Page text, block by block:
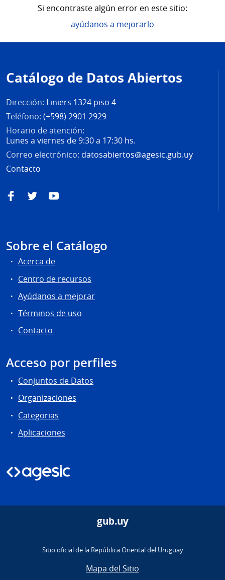
Si encontraste algún error en este sitio:
ayúdanos a mejorarlo
de
página
Catálogo de Datos Abiertos
Dirección: Liniers 1324 piso 4
Teléfono: (+598) 2901 2929
Horario de atención:
Lunes a viernes de 9:30 a 17:30 hs.
Correo electrónico: datosabiertos@agesic.gub.uy
Contacto
FacebookTwitterYouTube
Sobre el Catálogo
Acerca de
Centro de recursos
Ayúdanos a mejorar
Términos de uso
Contacto
Acceso por perfiles
Conjuntos de Datos
Organizaciones
Categorias
Aplicaciones
gub.uy
Sitio oficial de la República Oriental del Uruguay
Mapa del Sitio